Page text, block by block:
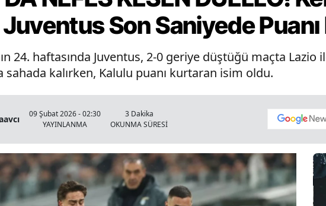
Son Saniyede Puanı
24. haftasında Juventus, 2-0 geriye düştüğü maçta Lazio
sahada kalırken, Kalulu puanı kurtaran isim oldu.
09 Şubat 2026 - 02:30
YAYINLANMA
3 Dakika
OKUNMA SÜRESİ